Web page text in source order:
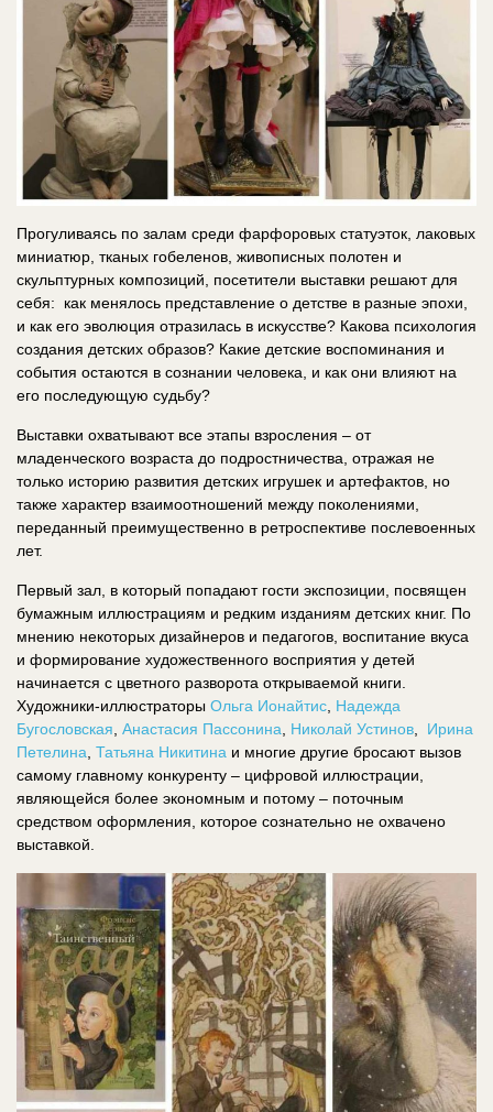
Прогуливаясь по залам среди фарфоровых статуэток, лаковых
миниатюр, тканых гобеленов, живописных полотен и
скульптурных композиций, посетители выставки решают для
себя: как менялось представление о детстве в разные эпохи,
и как его эволюция отразилась в искусстве? Какова психология
создания детских образов? Какие детские воспоминания и
события остаются в сознании человека, и как они влияют на
его последующую судьбу?
Выставки охватывают все этапы взросления – от
младенческого возраста до подростничества, отражая не
только историю развития детских игрушек и артефактов, но
также характер взаимоотношений между поколениями,
переданный преимущественно в ретроспективе послевоенных
лет.
Первый зал, в который попадают гости экспозиции, посвящен
бумажным иллюстрациям и редким изданиям детских книг. По
мнению некоторых дизайнеров и педагогов, воспитание вкуса
и формирование художественного восприятия у детей
начинается с цветного разворота открываемой книги.
Художники-иллюстраторы Ольга Ионайтис Надежда
Бугословская Анастасия Пассонина Николай Устинов
Ирина
Петелина Татьяна Никитина и многие другие бросают вызов
самому главному конкуренту – цифровой иллюстрации,
являющейся более экономным и потому – поточным
средством оформления, которое сознательно не охвачено
выставкой.